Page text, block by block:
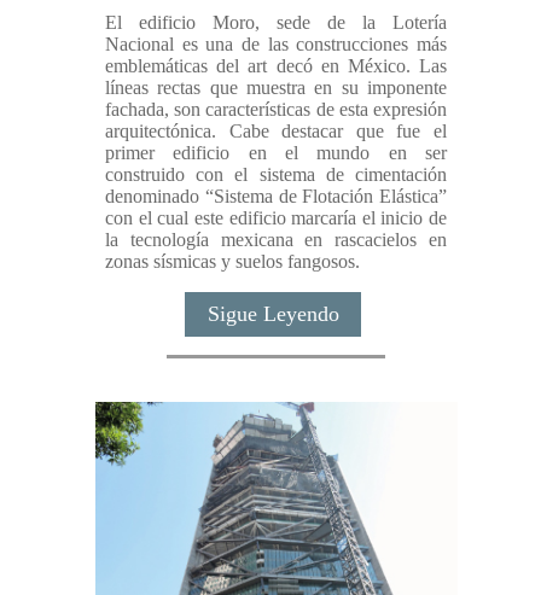
El edificio Moro, sede de la Lotería
Nacional es una de las construcciones más
emblemáticas del art decó en México. Las
líneas rectas que muestra en su imponente
fachada, son características de esta expresión
arquitectónica. Cabe destacar que fue el
primer edificio en el mundo en ser
construido con el sistema de cimentación
denominado “Sistema de Flotación Elástica”
con el cual este edificio marcaría el inicio de
la tecnología mexicana en rascacielos en
zonas sísmicas y suelos fangosos.
Sigue Leyendo